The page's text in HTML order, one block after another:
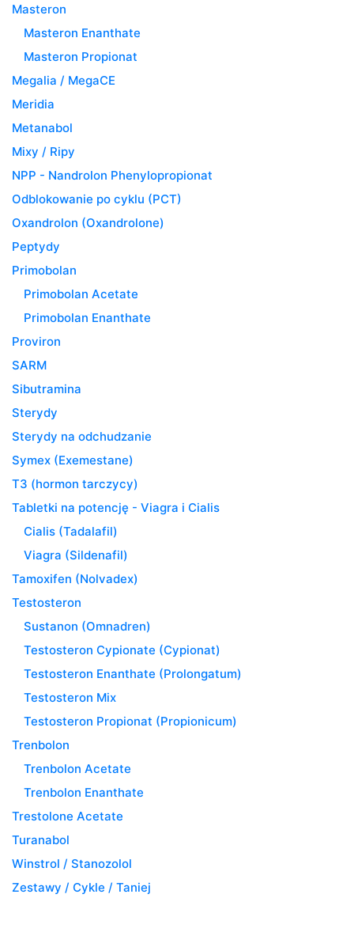
Masteron
Masteron Enanthate
Masteron Propionat
Megalia / MegaCE
Meridia
Metanabol
Mixy / Ripy
NPP - Nandrolon Phenylopropionat
Odblokowanie po cyklu (PCT)
Oxandrolon (Oxandrolone)
Peptydy
Primobolan
Primobolan Acetate
Primobolan Enanthate
Proviron
SARM
Sibutramina
Sterydy
Sterydy na odchudzanie
Symex (Exemestane)
T3 (hormon tarczycy)
Tabletki na potencję - Viagra i Cialis
Cialis (Tadalafil)
Viagra (Sildenafil)
Tamoxifen (Nolvadex)
Testosteron
Sustanon (Omnadren)
Testosteron Cypionate (Cypionat)
Testosteron Enanthate (Prolongatum)
Testosteron Mix
Testosteron Propionat (Propionicum)
Trenbolon
Trenbolon Acetate
Trenbolon Enanthate
Trestolone Acetate
Turanabol
Winstrol / Stanozolol
Zestawy / Cykle / Taniej